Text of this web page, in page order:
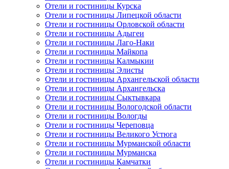
Отели и гостиницы Курска
Отели и гостиницы Липецкой области
Отели и гостиницы Орловской области
Отели и гостиницы Адыгеи
Отели и гостиницы Лаго-Наки
Отели и гостиницы Майкопа
Отели и гостиницы Калмыкии
Отели и гостиницы Элисты
Отели и гостиницы Архангельской области
Отели и гостиницы Архангельска
Отели и гостиницы Сыктывкара
Отели и гостиницы Вологодской области
Отели и гостиницы Вологды
Отели и гостиницы Череповца
Отели и гостиницы Великого Устюга
Отели и гостиницы Мурманской области
Отели и гостиницы Мурманска
Отели и гостиницы Камчатки